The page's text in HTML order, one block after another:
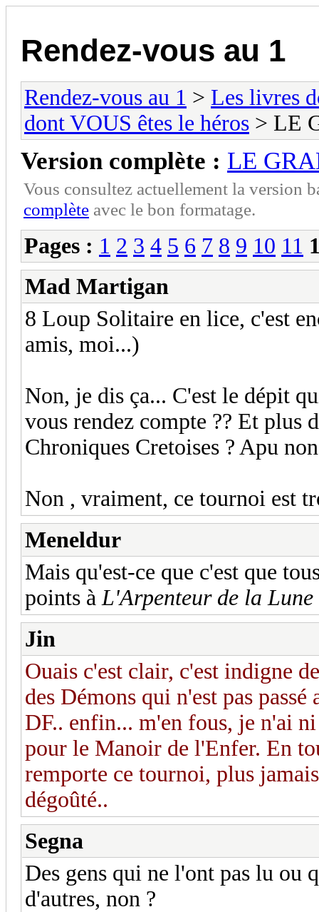
Rendez-vous au 1
Rendez-vous au 1 > Les livres
dont VOUS êtes le héros > LE
Version complète : LE
Vous consultez actuellement la version
complète avec le bon formatage.
Pages : 1 2 3 4 5 6 7 8 9 10 11
Mad Martigan
8 Loup Solitaire en lice, c'est
amis, moi...)
Non, je dis ça... C'est le dépit
vous rendez compte ?? Et
Chroniques Cretoises ? Apu
Non , vraiment, ce tournoi est
Meneldur
Mais qu'est-ce que c'est que
points à L'Arpenteur de la Lune
Jin
Ouais c'est clair, c'est indigne
des Démons qui n'est pas
DF.. enfin... m'en fous, je n'ai
pour le Manoir de l'Enfer. En
remporte ce tournoi, plus
dégoûté..
Segna
Des gens qui ne l'ont pas lu ou
d'autres, non ?